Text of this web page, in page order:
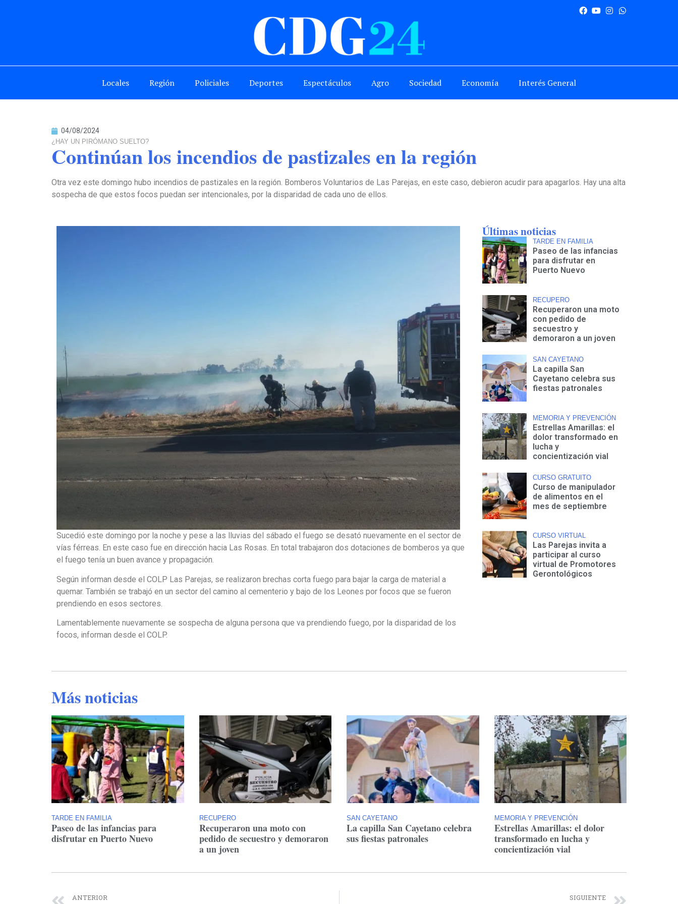
Locales Región Policiales Deportes Espectáculos Agro Sociedad Economía Interés General
04/08/2024
¿HAY UN PIRÓMANO SUELTO?
Continúan los incendios de pastizales en la región
Otra vez este domingo hubo incendios de pastizales en la región. Bomberos Voluntarios de Las Parejas, en este caso, debieron acudir para apagarlos. Hay una alta
sospecha de que estos focos puedan ser intencionales, por la disparidad de cada uno de ellos.
Sucedió este domingo por la noche y pese a las lluvias del sábado el fuego se desató nuevamente en el sector de
vías férreas. En este caso fue en dirección hacia Las Rosas. En total trabajaron dos dotaciones de bomberos ya que
el fuego tenía un buen avance y propagación.
Según informan desde el COLP Las Parejas, se realizaron brechas corta fuego para bajar la carga de material a
quemar. También se trabajó en un sector del camino al cementerio y bajo de los Leones por focos que se fueron
prendiendo en esos sectores.
Lamentablemente nuevamente se sospecha de alguna persona que va prendiendo fuego, por la disparidad de los
focos, informan desde el COLP.
Últimas noticias
TARDE EN FAMILIA
Paseo de las infancias
para disfrutar en
Puerto Nuevo
RECUPERO
Recuperaron una moto
con pedido de
secuestro y
demoraron a un joven
SAN CAYETANO
La capilla San
Cayetano celebra sus
fiestas patronales
MEMORIA Y PREVENCIÓN
Estrellas Amarillas: el
dolor transformado en
lucha y
concientización vial
CURSO GRATUITO
Curso de manipulador
de alimentos en el
mes de septiembre
CURSO VIRTUAL
Las Parejas invita a
participar al curso
virtual de Promotores
Gerontológicos
Más noticias
TARDE EN FAMILIA
Paseo de las infancias para
disfrutar en Puerto Nuevo
RECUPERO
Recuperaron una moto con
pedido de secuestro y demoraron
a un joven
SAN CAYETANO
La capilla San Cayetano celebra
sus fiestas patronales
MEMORIA Y PREVENCIÓN
Estrellas Amarillas: el dolor
transformado en lucha y
concientización vial
ANTERIOR SIGUIENTE